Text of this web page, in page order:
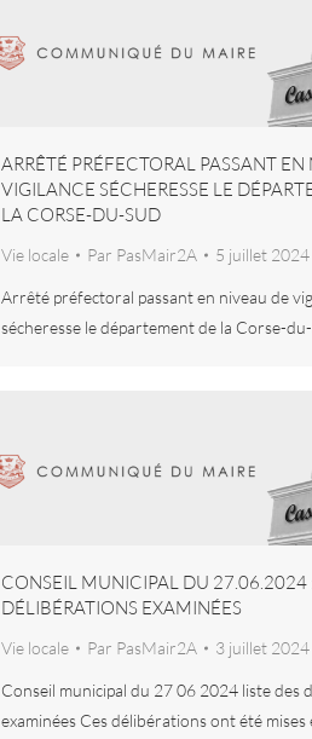
ARRÊTÉ PRÉFECTORAL PASSANT
VIGILANCE SÉCHERESSE LE
LA CORSE-DU-SUD
Vie locale Par PasMair2A 5 juillet 2024
Arrêté préfectoral passant en niveau de
sécheresse le département de la Corse-
CONSEIL MUNICIPAL DU 27.06.2024
DÉLIBÉRATIONS EXAMINÉES
Vie locale Par PasMair2A 3 juillet 2024
Conseil municipal du 27 06 2024 liste des
examinées Ces délibérations ont été mises